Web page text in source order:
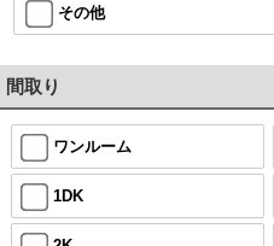
その他
間取り
ワンルーム
1DK